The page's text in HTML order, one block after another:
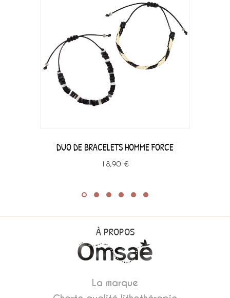
DUO DE BRACELETS HOMME FORCE
18,90 €
À PROPOS
La marque